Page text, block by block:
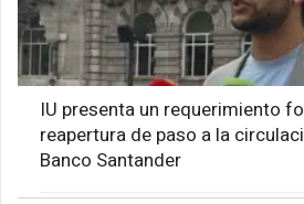
IU presenta un requerimiento
reapertura de paso a la
Banco Santander